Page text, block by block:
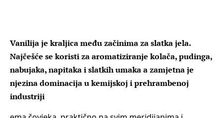
Vanilija je kraljica među začinima za slatka jela.
Najčešće se koristi za aromatiziranje kolača, pudinga,
nabujaka, napitaka i slatkih umaka a zamjetna je
njezina dominacija u kemijskoj i prehrambenoj
industriji